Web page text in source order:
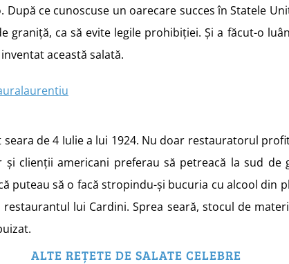
După ce cunoscuse un oarecare succes în Statele
graniță, ca să evite legile prohibiției. Și a făcut-o
această salată.
de 4 Iulie a lui 1924. Nu doar restauratorul
și clienții americani preferau să petreacă la sud de
puteau să o facă stropindu-și bucuria cu alcool din
lui Cardini. Sprea seară, stocul de
ALTE REȚETE DE SALATE CELEBRE